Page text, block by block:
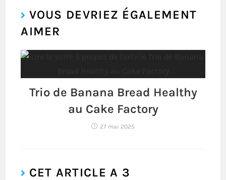
VOUS DEVRIEZ ÉGALEMENT
AIMER
Trio de Banana Bread Healthy
au Cake Factory
27 mai 2025
CET ARTICLE A 3